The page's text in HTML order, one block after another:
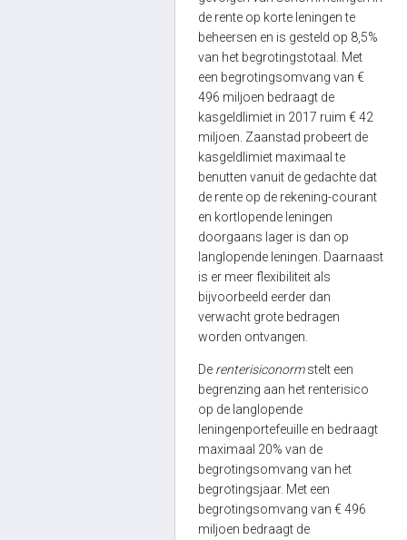
de rente op korte leningen te
beheersen en is gesteld op 8,5%
van het begrotingstotaal. Met
een begrotingsomvang van €
496 miljoen bedraagt de
kasgeldlimiet in 2017 ruim € 42
miljoen. Zaanstad probeert de
kasgeldlimiet maximaal te
benutten vanuit de gedachte dat
de rente op de rekening-courant
en kortlopende leningen
doorgaans lager is dan op
langlopende leningen. Daarnaast
is er meer flexibiliteit als
bijvoorbeeld eerder dan
verwacht grote bedragen
worden ontvangen.
De renterisiconormstelt een
begrenzing aan het renterisico
op de langlopende
leningenportefeuille en bedraagt
maximaal 20% van de
begrotingsomvang van het
begrotingsjaar. Met een
begrotingsomvang van € 496
miljoen bedraagt de